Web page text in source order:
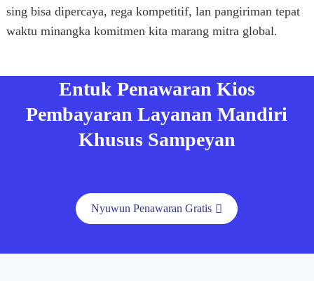
sing bisa dipercaya, rega kompetitif, lan pangiriman tepat
waktu minangka komitmen kita marang mitra global.
Entuk Penawaran Kios
Pembayaran Layanan Mandiri
Khusus Sampeyan
Nyuwun Penawaran Gratis